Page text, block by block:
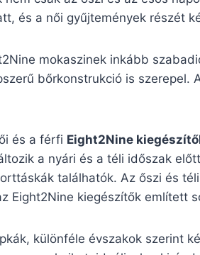
és a női gyűjtemények részét
mokaszinek inkább
bőrkonstrukció is
és a férfi Eight2Nine
a nyári és a téli időszak
találhatók. Az őszi és
Eight2Nine kiegészítők említett
különféle évszakok szerint